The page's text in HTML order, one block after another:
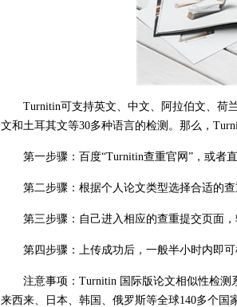
Turnitin可支持英文、中文、阿拉伯文、荷
文和土耳其文等30多种语言的检测。那么，
第一步骤：百度“Turnitin查重官网 ”，或者
第二步骤：根据个人论文类型选择合适的
第三步骤：自己进入相应的查重提交页面
第四步骤：上传成功后，一般半小时内即
注意事项：Turnitin 国际版论文相似性检
来西来、日本、韩国、俄罗斯等全球140多个